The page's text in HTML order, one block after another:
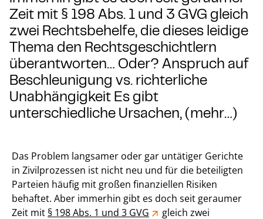
Zeit mit § 198 Abs. 1 und 3 GVG gleich
zwei Rechtsbehelfe, die dieses leidige
Thema den Rechtsgeschichtlern
überantworten… Oder? Anspruch auf
Beschleunigung vs. richterliche
Unabhängigkeit Es gibt
unterschiedliche Ursachen, (mehr…)
Das Problem langsamer oder gar untätiger Gerichte
in Zivilprozessen ist nicht neu und für die beteiligten
Parteien häufig mit großen finanziellen Risiken
behaftet. Aber immerhin gibt es doch seit geraumer
Zeit mit § 198 Abs. 1 und 3 GVG
gleich zwei